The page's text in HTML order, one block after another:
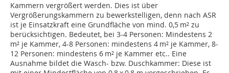
Kammern ver­­grö­ßert werden. Dies ist über
Vergrößerungskammern zu bewerkstelligen, denn nach ASR
ist je Einsatzkraft eine Grundfläche von mind. 0,5 m² zu
berücksichtigen. Bedeutet, bei 3-4 Personen: Mindestens 2
m² je Kammer, 4-8 Personen: mindestens 4 m² je Kammer, 8-
12 Personen: mindestens 6 m² je Kammer etc.. Eine
Ausnahme bildet die Wasch- bzw. Duschkammer: Diese ist